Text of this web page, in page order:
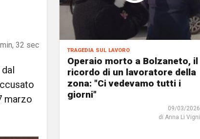
32 sec
marzo
tragedia sul lavoro
Operaio morto a Bolzaneto, il
ricordo di un lavoratore della
zona: "Ci vedevamo tutti i
giorni"
09/03/2026
di Anna Li Vigni